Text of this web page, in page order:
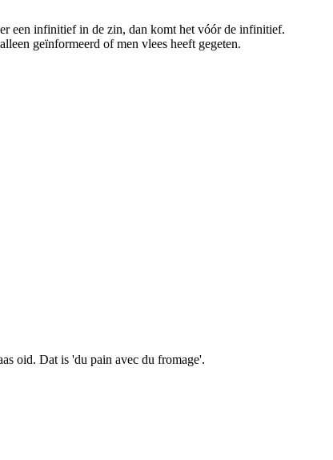
een infinitief in de zin, dan komt het vóór de infinitief.
geïnformeerd of men vlees heeft gegeten.
oid. Dat is 'du pain avec du fromage'.